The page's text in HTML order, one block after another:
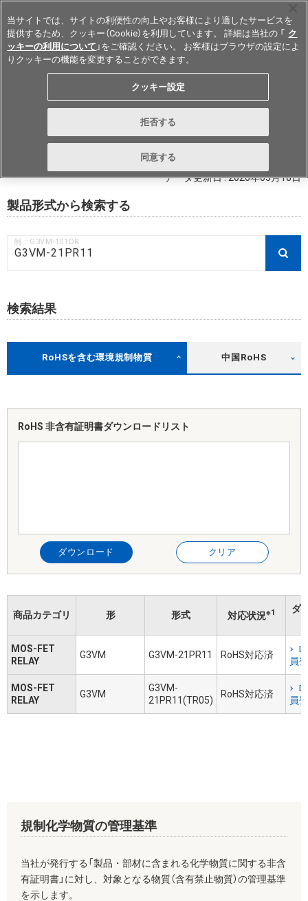
Japan
RoHS対応状況 / 非含有証明書ダウ
ンロード
データ更新日 : 2026年03月18日
製品形式から検索する
例：G3VM-101DR
検索結果
RoHSを含む環境規制物質 中国RoHS
RoHS 非含有証明書ダウンロードリスト
ダウンロード クリア
商品カテゴリ 形 形式 対応状況※1
ダ
MOS-FET
RELAY
G3VM G3VM-21PR11 RoHS対応済
員
MOS-FET
RELAY
G3VM
G3VM-
21PR11(TR05)
RoHS対応済
員
規制化学物質の管理基準
当社が発行する「製品・部材に含まれる化学物質に関する非含
有証明書」に対し、対象となる物質（含有禁止物質）の管理基準
を示します。
当サイトでは、サイトの利便性の向上やお客様により適したサービスを
提供するため、クッキー（Cookie）を利用しています。 詳細は当社の 「 ク
ッキーの利用について 」をご確認ください。 お客様はブラウザの設定によ
りクッキーの機能を変更することができます。
クッキー設定
拒否する
同意する